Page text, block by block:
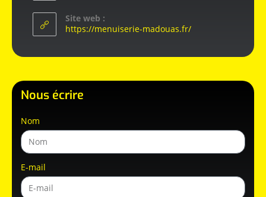
Site web :
https://menuiserie-madouas.fr/
Nous écrire
Nom
E-mail